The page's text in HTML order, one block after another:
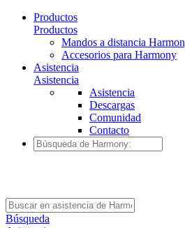
Productos
Productos
Mandos a distancia
Accesorios para Harmony
Asistencia
Asistencia
Asistencia
Descargas
Comunidad
Contacto
Búsqueda